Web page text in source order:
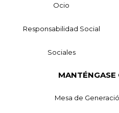
Ocio
Responsabilidad Social
Sociales
MANTÉNGASE
Mesa de